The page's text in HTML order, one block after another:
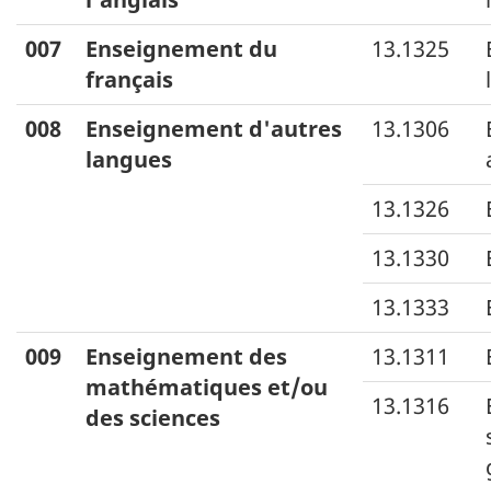
007
Enseignement du
français
13.1325
008
Enseignement d'autres
langues
13.1306
13.1326
13.1330
13.1333
009
Enseignement des
mathématiques et/ou
des sciences
13.1311
13.1316